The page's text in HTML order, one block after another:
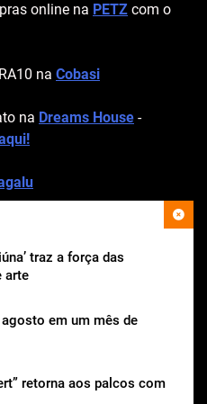
traz a força das
arte
em um mês de
retorna aos palcos com
online na PETZ com o
na Cobasi
na Dreams House -